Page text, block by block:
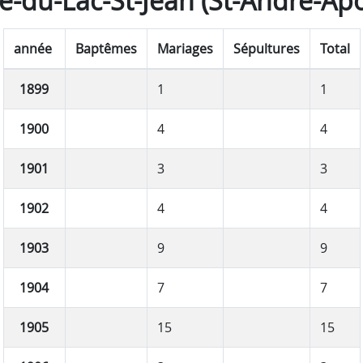
année Baptêmes Mariages Sépultures Total
1899 1 1
1900 4 4
1901 3 3
1902 4 4
1903 9 9
1904 7 7
1905 15 15